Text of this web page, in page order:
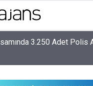
3.250 Adet Polis